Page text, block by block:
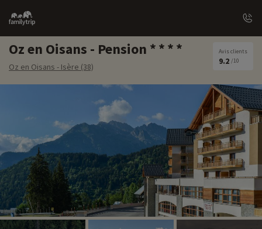
Family
trip
Oz en Oisans - Pension
Oz en Oisans - Isère (38)
Avis clients
9.2 /10